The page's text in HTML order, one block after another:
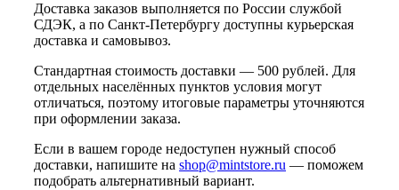
Доставка заказов выполняется по России службой
СДЭК, а по Санкт-Петербургу доступны курьерская
доставка и самовывоз.
Стандартная стоимость доставки — 500 рублей. Для
отдельных населённых пунктов условия могут
отличаться, поэтому итоговые параметры уточняются
при оформлении заказа.
Если в вашем городе недоступен нужный способ
доставки, напишите на shop@mintstore.ru — поможем
подобрать альтернативный вариант.